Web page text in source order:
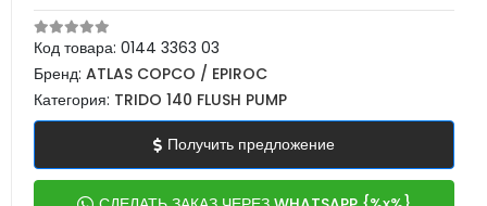
Код товара: 0144 3363 03
Бренд: ATLAS COPCO / EPIROC
Категория: TRIDO 140 FLUSH PUMP
Получить предложение